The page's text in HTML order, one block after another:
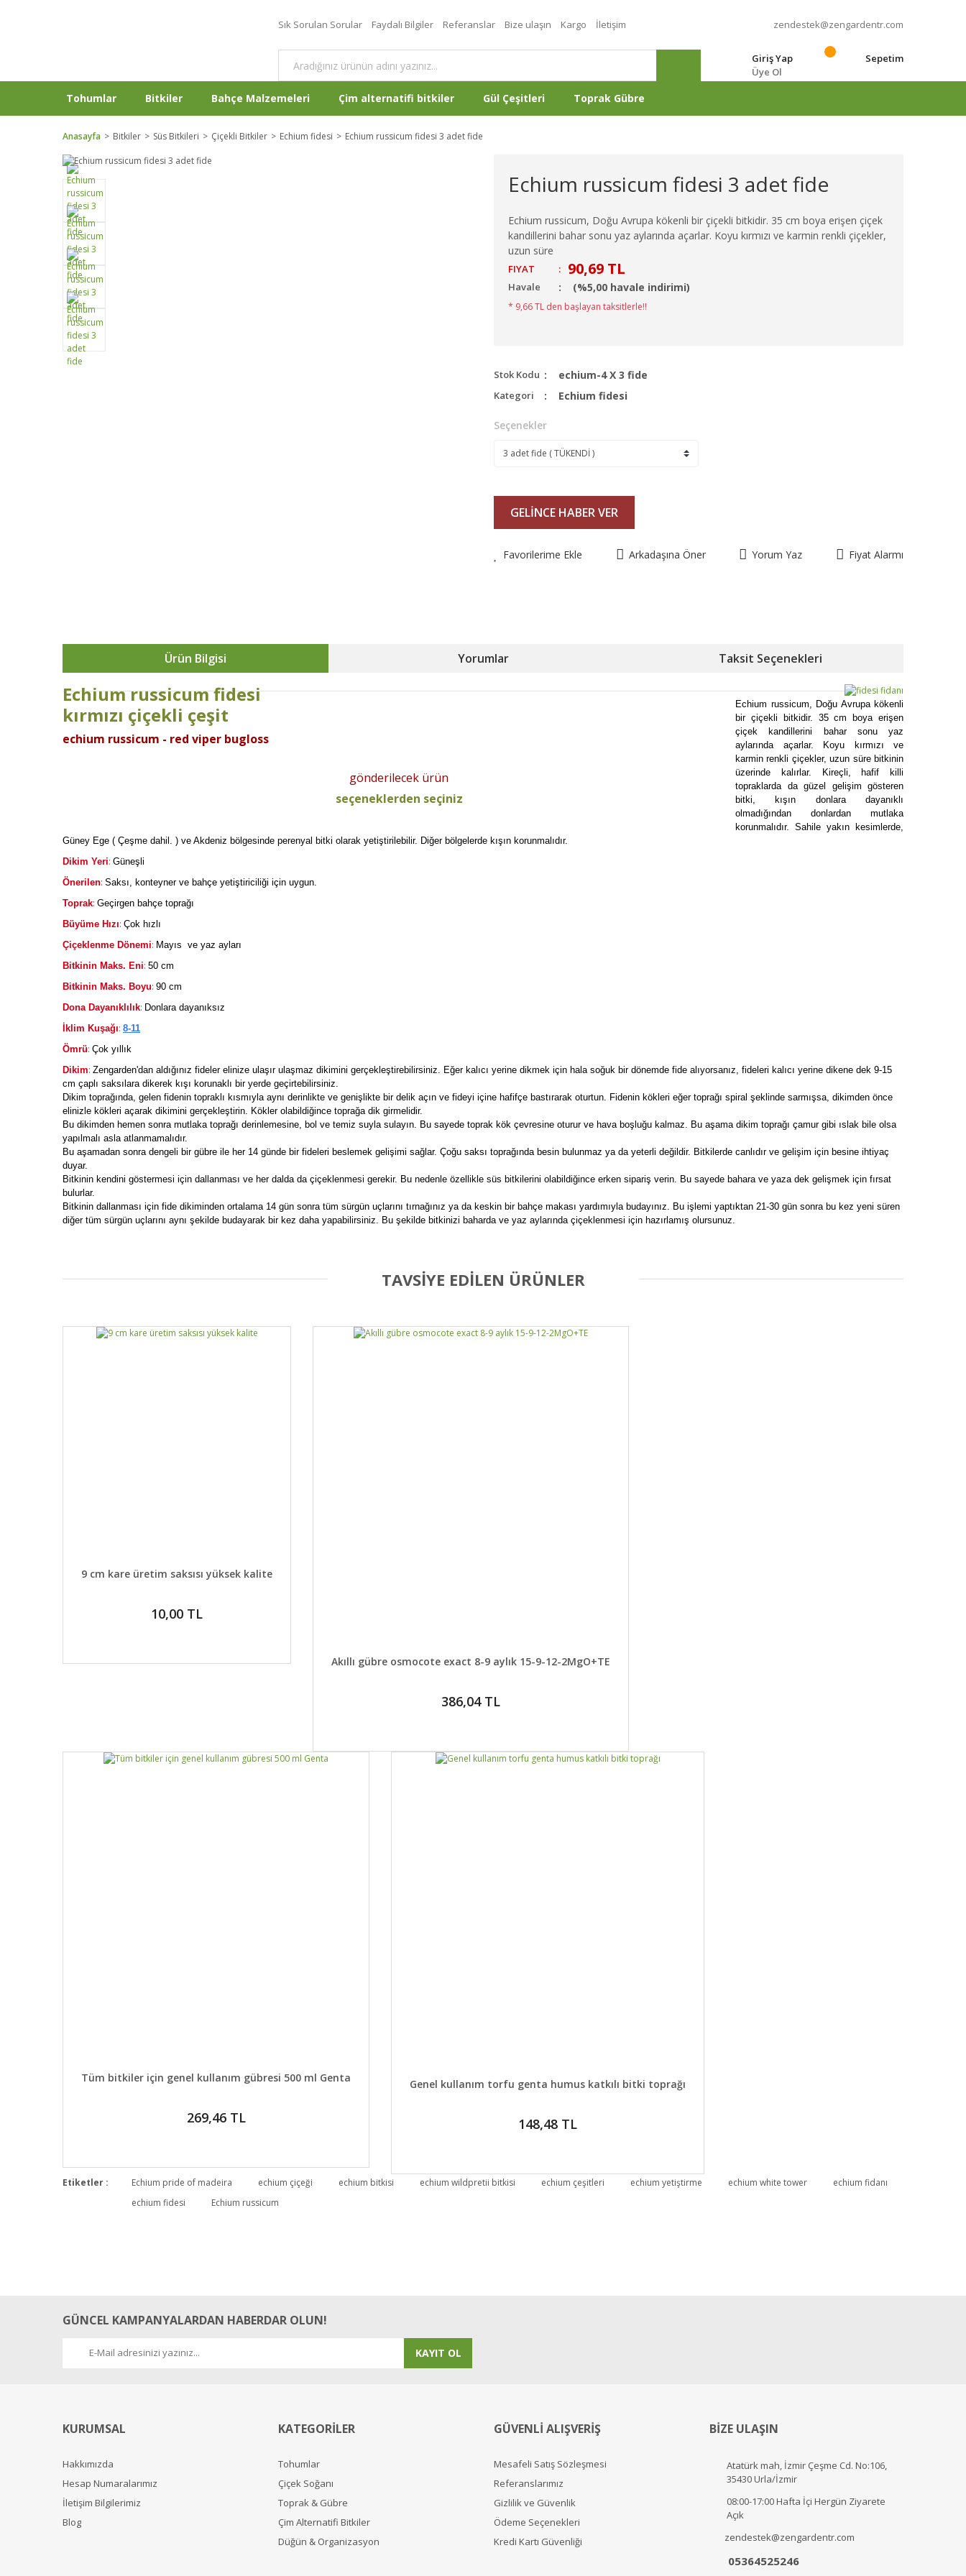
Sık Sorulan Sorular Faydalı Bilgiler Referanslar Bize ulaşın Kargo İletişim zendestek@zengardentr.com
Giriş Yap
Üye Ol
Sepetim
Tohumlar Bitkiler Bahçe Malzemeleri Çim alternatifi bitkiler Gül Çeşitleri Toprak Gübre
Anasayfa Bitkiler Süs Bitkileri Çiçekli Bitkiler Echium fidesi Echium russicum fidesi 3 adet fide
Echium russicum fidesi 3 adet fide
Echium russicum, Doğu Avrupa kökenli bir çiçekli bitkidir. 35 cm boya erişen çiçek
kandillerini bahar sonu yaz aylarında açarlar. Koyu kırmızı ve karmin renkli çiçekler,
uzun süre
FIYAT : 90,69 TL
Havale (%5,00 havale indirimi)
* 9,66 TL den başlayan taksitlerle!!
Stok Kodu echium-4 X 3 fide
Kategori Echium fidesi
Seçenekler
GELİNCE HABER VER
Favorilerime Ekle Arkadaşına Öner Yorum Yaz Fiyat Alarmı
Ürün Bilgisi Yorumlar Taksit Seçenekleri
Echium russicum fidesi
kırmızı çiçekli çeşit
echium russicum - red viper bugloss
gönderilecek ürün
seçeneklerden seçiniz
Echium russicum, Doğu Avrupa kökenli
bir çiçekli bitkidir. 35 cm boya erişen
çiçek kandillerini bahar sonu yaz
aylarında açarlar. Koyu kırmızı ve
karmin renkli çiçekler, uzun süre bitkinin
üzerinde kalırlar. Kireçli, hafif killi
topraklarda da güzel gelişim gösteren
bitki, kışın donlara dayanıklı
olmadığından donlardan mutlaka
korunmalıdır. Sahile yakın kesimlerde,
Güney Ege ( Çeşme dahil. ) ve Akdeniz bölgesinde perenyal bitki olarak yetiştirilebilir. Diğer bölgelerde kışın korunmalıdır.
Dikim Yeri: Güneşli
Önerilen: Saksı, konteyner ve bahçe yetiştiriciliği için uygun.
Toprak: Geçirgen bahçe toprağı
Büyüme Hızı: Çok hızlı
Çiçeklenme Dönemi: Mayıs ve yaz ayları
Bitkinin Maks. Eni: 50 cm
Bitkinin Maks. Boyu: 90 cm
Dona Dayanıklılık: Donlara dayanıksız
İklim Kuşağı: 8-11
Ömrü: Çok yıllık
Dikim: Zengarden'dan aldığınız fideler elinize ulaşır ulaşmaz dikimini gerçekleştirebilirsiniz. Eğer kalıcı yerine dikmek için hala soğuk bir dönemde fide alıyorsanız, fideleri kalıcı yerine dikene dek 9-15
cm çaplı saksılara dikerek kışı korunaklı bir yerde geçirtebilirsiniz.
Dikim toprağında, gelen fidenin topraklı kısmıyla aynı derinlikte ve genişlikte bir delik açın ve fideyi içine hafifçe bastırarak oturtun. Fidenin kökleri eğer toprağı spiral şeklinde sarmışsa, dikimden önce
elinizle kökleri açarak dikimini gerçekleştirin. Kökler olabildiğince toprağa dik girmelidir.
Bu dikimden hemen sonra mutlaka toprağı derinlemesine, bol ve temiz suyla sulayın. Bu sayede toprak kök çevresine oturur ve hava boşluğu kalmaz. Bu aşama dikim toprağı çamur gibi ıslak bile olsa
yapılmalı asla atlanmamalıdır.
Bu aşamadan sonra dengeli bir gübre ile her 14 günde bir fideleri beslemek gelişimi sağlar. Çoğu saksı toprağında besin bulunmaz ya da yeterli değildir. Bitkilerde canlıdır ve gelişim için besine ihtiyaç
duyar.
Bitkinin kendini göstermesi için dallanması ve her dalda da çiçeklenmesi gerekir. Bu nedenle özellikle süs bitkilerini olabildiğince erken sipariş verin. Bu sayede bahara ve yaza dek gelişmek için fırsat
bulurlar.
Bitkinin dallanması için fide dikiminden ortalama 14 gün sonra tüm sürgün uçlarını tırnağınız ya da keskin bir bahçe makası yardımıyla budayınız. Bu işlemi yaptıktan 21-30 gün sonra bu kez yeni süren
diğer tüm sürgün uçlarını aynı şekilde budayarak bir kez daha yapabilirsiniz. Bu şekilde bitkinizi baharda ve yaz aylarında çiçeklenmesi için hazırlamış olursunuz.
Bu ürüne ilk yorumu siz yapın!
Yorum Yaz
TAVSİYE EDİLEN ÜRÜNLER
DETAYLAR SEPETE EKLE
9 cm kare üretim saksısı yüksek kalite
10,00 TL
DETAYLAR SEPETE EKLE
Akıllı gübre osmocote exact 8-9 aylık 15-9-12-2MgO+TE
386,04 TL
DETAYLAR SEPETE EKLE
Tüm bitkiler için genel kullanım gübresi 500 ml Genta
269,46 TL
DETAYLAR SEPETE EKLE
Genel kullanım torfu genta humus katkılı bitki toprağı
148,48 TL
Etiketler : Echium pride of madeira echium çiçeği echium bitkisi echium wildpretii bitkisi echium çeşitleri echium yetiştirme echium white tower
echium fidanı
echium fidesi
Echium russicum
GÜNCEL KAMPANYALARDAN HABERDAR OLUN!
KAYIT OL
KURUMSAL
Hakkımızda
Hesap Numaralarımız
İletişim Bilgilerimiz
Blog
KATEGORİLER
Tohumlar
Çiçek Soğanı
Toprak & Gübre
Çim Alternatifi Bitkiler
Düğün & Organizasyon
GÜVENLİ ALIŞVERİŞ
Mesafeli Satış Sözleşmesi
Referanslarımız
Gizlilik ve Güvenlik
Ödeme Seçenekleri
Kredi Kartı Güvenliği
BİZE ULAŞIN
Atatürk mah, İzmir Çeşme Cd. No:106,
35430 Urla/İzmir
08:00-17:00 Hafta İçi Hergün Ziyarete
Açık
zendestek@zengardentr.com
05364525246